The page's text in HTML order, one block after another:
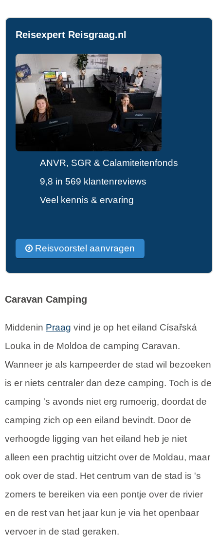
Reisexpert Reisgraag.nl
ANVR, SGR & Calamiteitenfonds
9,8 in 569 klantenreviews
Veel kennis & ervaring
Reisvoorstel aanvragen
Caravan Camping
Middenin Praag vind je op het eiland Císařská
Louka in de Moldoa de camping Caravan.
Wanneer je als kampeerder de stad wil bezoeken
is er niets centraler dan deze camping. Toch is de
camping 's avonds niet erg rumoerig, doordat de
camping zich op een eiland bevindt. Door de
verhoogde ligging van het eiland heb je niet
alleen een prachtig uitzicht over de Moldau, maar
ook over de stad. Het centrum van de stad is 's
zomers te bereiken via een pontje over de rivier
en de rest van het jaar kun je via het openbaar
vervoer in de stad geraken.